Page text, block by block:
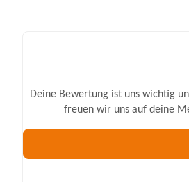
Deine Bewertung ist uns wichtig
freuen wir uns auf deine